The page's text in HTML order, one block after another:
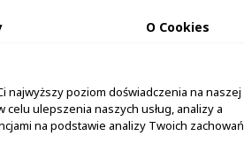
O Cookies
najwyższy poziom doświadczenia na naszej
ulepszenia naszych usług, analizy a
na podstawie analizy Twoich zachowań